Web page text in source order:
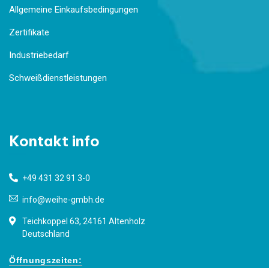
Allgemeine Einkaufsbedingungen
Zertifikate
Industriebedarf
Schweißdienstleistungen
Kontakt info
+49 431 32 91 3-0
info@weihe-gmbh.de
Teichkoppel 63, 24161 Altenholz
Deutschland
Öffnungszeiten: